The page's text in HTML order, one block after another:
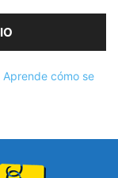
Aprende cómo se